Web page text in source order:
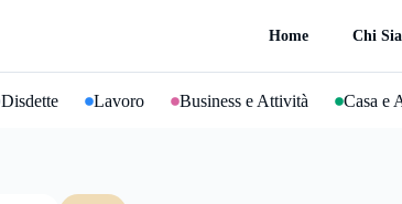
Home Chi
Disdette Lavoro Business e Attività Casa e